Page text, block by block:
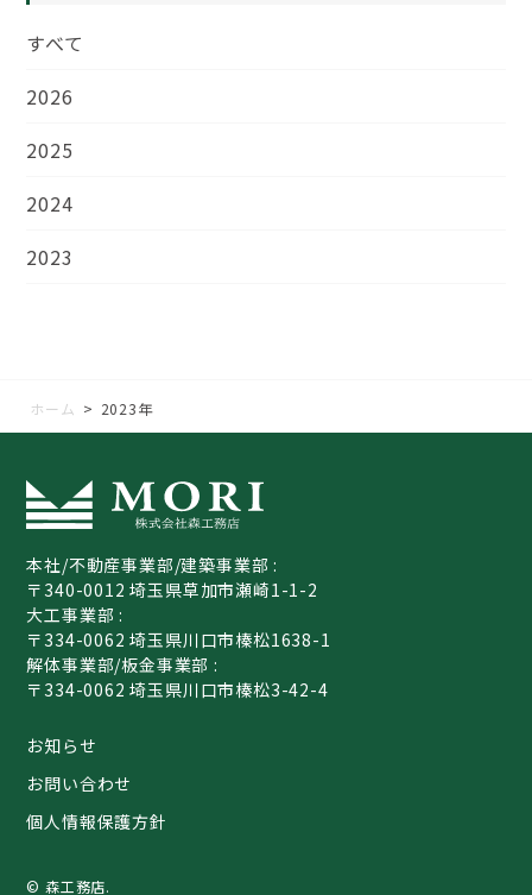
すべて
2026
2025
2024
2023
ホーム > 2023年
本社/不動産事業部/建築事業部 :
〒340-0012 埼玉県草加市瀬崎1-1-2
大工事業部 :
〒334-0062 埼玉県川口市榛松1638-1
解体事業部/板金事業部 :
〒334-0062 埼玉県川口市榛松3-42-4
お知らせ
お問い合わせ
個人情報保護方針
© 森工務店.